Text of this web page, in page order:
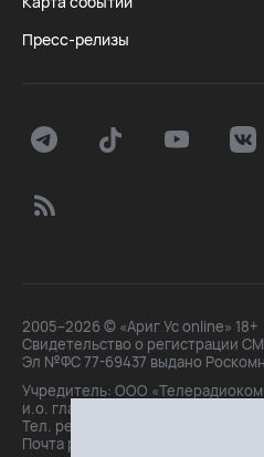
Пресс-релизы
2005–2026 © «Ариг Ус online» 18+
Свидетельство о регистрации
Эл №ФС 77-69437 выдано
Учредитель: ООО
и.о. главного редактора:
Тел. peдakции: +7(3012)21-30-14,
Почта peдakции: editor@arigus.tv